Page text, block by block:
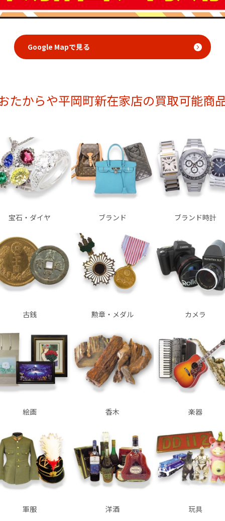
Google Mapで見る
たからや平岡町新在家店の買取可能商
宝石・ダイヤ ブランド ブランド時計
古銭 勲章・メダル カメラ
絵画 香木 楽器
軍服 洋酒 玩具